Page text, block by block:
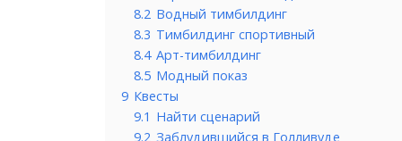
8.2 Водный тимбилдинг
8.3 Тимбилдинг спортивный
8.4 Арт-тимбилдинг
8.5 Модный показ
9 Квесты
9.1 Найти сценарий
9.2 Заблудившийся в Голливуде